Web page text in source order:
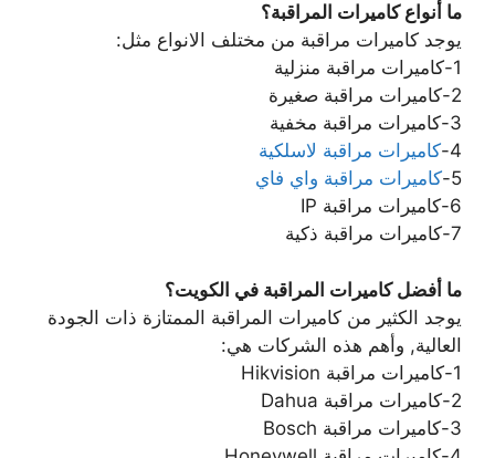
ما أنواع كاميرات المراقبة؟
يوجد كاميرات مراقبة من مختلف الانواع مثل:
1-كاميرات مراقبة منزلية
2-كاميرات مراقبة صغيرة
3-كاميرات مراقبة مخفية
4- كاميرات مراقبة لاسلكية
5- كاميرات مراقبة واي فاي
6-كاميرات مراقبة IP
7-كاميرات مراقبة ذكية
ما أفضل كاميرات المراقبة في الكويت؟
يوجد الكثير من كاميرات المراقبة الممتازة ذات الجودة
العالية, وأهم هذه الشركات هي:
1-كاميرات مراقبة Hikvision
2-كاميرات مراقبة Dahua
3-كاميرات مراقبة Bosch